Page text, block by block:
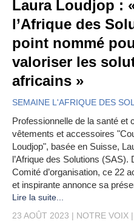
Laura Loudjop :
l’Afrique des
point nommé
valoriser les
africains »
SEMAINE L'AFRIQUE DES
Professionnelle de la santé et
vêtements et accessoires
Loudjop", basée en Suisse,
l’Afrique des Solutions
Comité d’organisation, ce 22
et inspirante annonce sa
Lire la suite...
23 AOÛT 2023
NOTRE VOIX